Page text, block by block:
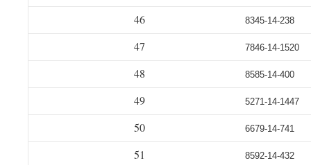
46 8345-14-238
47 7846-14-1520
48 8585-14-400
49 5271-14-1447
50 6679-14-741
51 8592-14-432